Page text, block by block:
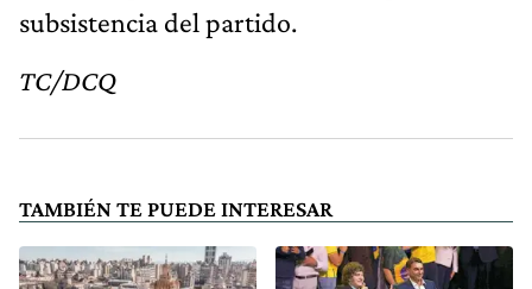
subsistencia del partido.
TC/DCQ
TAMBIÉN TE PUEDE INTERESAR